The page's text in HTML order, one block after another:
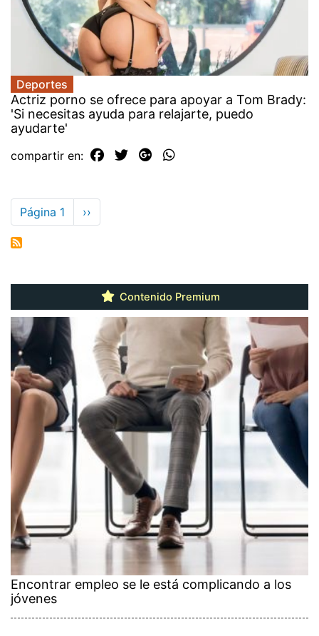
Deportes
Actriz porno se ofrece para apoyar a Tom Brady:
'Si necesitas ayuda para relajarte, puedo
ayudarte'
compartir en:
Paginación
Página 1
Siguiente
página
››
Contenido Premium
Encontrar empleo se le está complicando a los
jóvenes